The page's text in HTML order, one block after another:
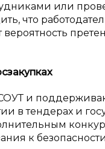
или
что
и
в тендерах и
к